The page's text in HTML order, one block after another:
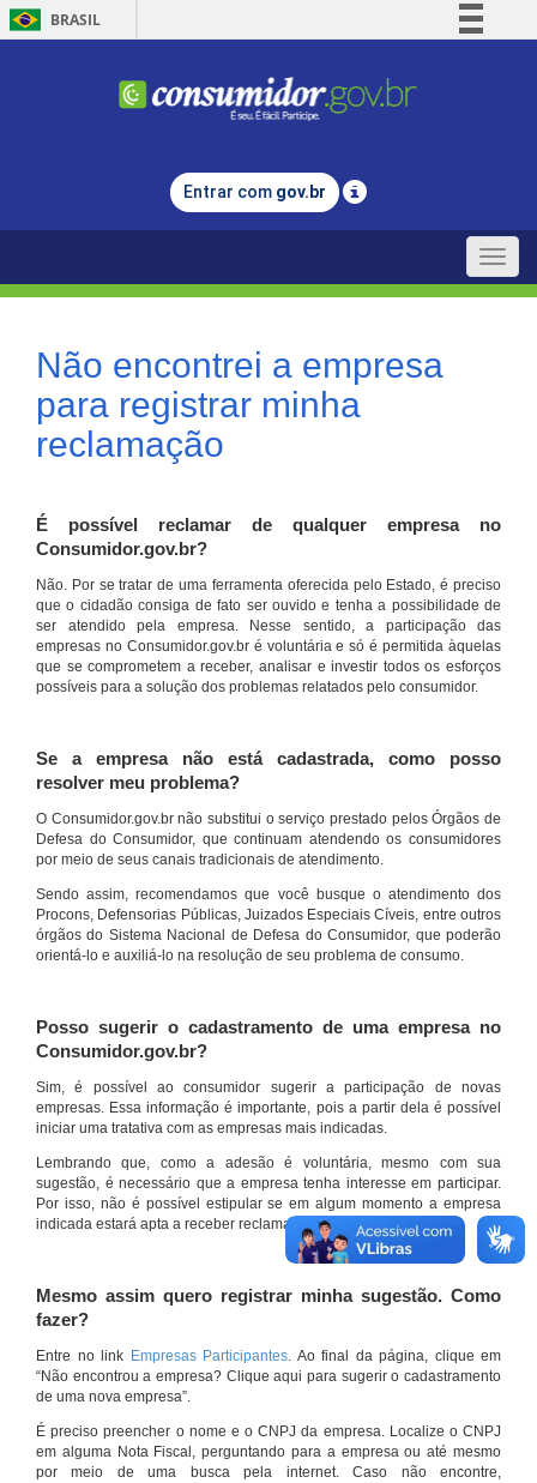
BRASIL
Comunica BR
Legislação
Entrar com gov.br
Toggle
Não encontrei a empresa
para registrar minha
reclamação
É possível reclamar de qualquer empresa no
Consumidor.gov.br?
Não. Por se tratar de uma ferramenta oferecida pelo Estado, é preciso
que o cidadão consiga de fato ser ouvido e tenha a possibilidade de
ser atendido pela empresa. Nesse sentido, a participação das
empresas no Consumidor.gov.br é voluntária e só é permitida àquelas
que se comprometem a receber, analisar e investir todos os esforços
possíveis para a solução dos problemas relatados pelo consumidor.
Se a empresa não está cadastrada, como posso
resolver meu problema?
O Consumidor.gov.br não substitui o serviço prestado pelos Órgãos de
Defesa do Consumidor, que continuam atendendo os consumidores
por meio de seus canais tradicionais de atendimento.
Sendo assim, recomendamos que você busque o atendimento dos
Procons, Defensorias Públicas, Juizados Especiais Cíveis, entre outros
órgãos do Sistema Nacional de Defesa do Consumidor, que poderão
orientá-lo e auxiliá-lo na resolução de seu problema de consumo.
Posso sugerir o cadastramento de uma empresa no
Consumidor.gov.br?
Sim, é possível ao consumidor sugerir a participação de novas
empresas. Essa informação é importante, pois a partir dela é possível
iniciar uma tratativa com as empresas mais indicadas.
Lembrando que, como a adesão é voluntária, mesmo com sua
sugestão, é necessário que a empresa tenha interesse em participar.
Por isso, não é possível estipular se em algum momento a empresa
indicada estará apta a receber reclamações por meio do site.
Mesmo assim quero registrar minha sugestão. Como
fazer?
Entre no link Empresas Participantes. Ao final da página, clique em
“Não encontrou a empresa? Clique aqui para sugerir o cadastramento
de uma nova empresa”.
É preciso preencher o nome e o CNPJ da empresa. Localize o CNPJ
em alguma Nota Fiscal, perguntando para a empresa ou até mesmo
por meio de uma busca pela internet. Caso não encontre,